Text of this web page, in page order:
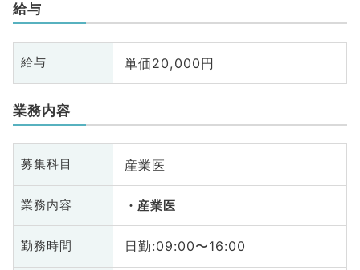
給与
給与 単価20,000円
業務内容
募集科目 産業医
業務内容 産業医
勤務時間 日勤:09:00〜16:00